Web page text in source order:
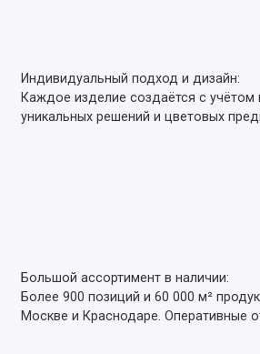
Индивидуальный подход и дизайн:
Каждое изделие создаётся с учётом
уникальных решений и цветовых
Большой ассортимент в наличии:
Более 900 позиций и 60 000 м²
Москве и Краснодаре. Оперативные